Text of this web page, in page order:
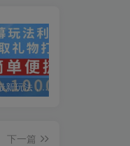
抖音弹幕最新玩法，利用粉丝好奇心赚取礼物打赏，轻松日入1000+
下一篇